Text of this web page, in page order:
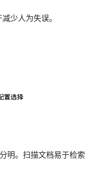
少人为失误。
。扫描文档易于检索